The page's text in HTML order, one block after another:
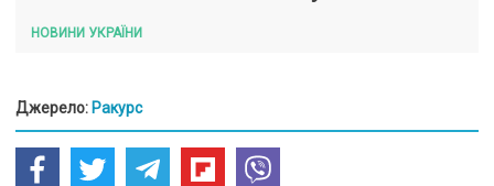
НОВИНИ УКРАЇНИ
Джерело: Ракурс